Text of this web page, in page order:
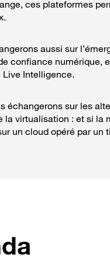
ces plateformes
aussi sur
confiance numérique,
Intelligence.
échangerons sur les
la virtualisation : et si la
un cloud opéré par un